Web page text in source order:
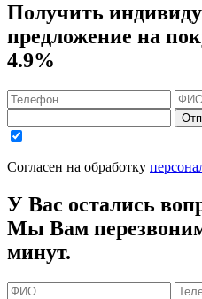
Получить
предложение на
4.9%
Согласен на обработку
У Вас остались
Мы Вам
минут.